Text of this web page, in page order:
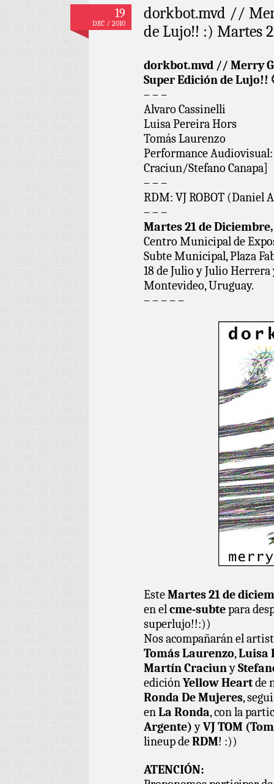
19
DEC / 2010
dorkbot.mvd //
de Lujo!! :) Martes
dorkbot.mvd // Merry
Super Edición de Lujo!!
– – –
Alvaro Cassinelli
Luisa Pereira Hors
Tomás Laurenzo
Performance
Craciun/Stefano Canapa]
– – –
RDM: VJ ROBOT (Daniel
– – –
Martes 21 de
Centro Municipal de
Subte Municipal, Plaza
18 de Julio y Julio Herrera
Montevideo, Uruguay.
– – – – –
EsteMartes 21 de
en elcme-subtepara
superlujo!!:))
Nos acompañarán el
Tomás Laurenzo,Luisa
Martín Craciuny
ediciónYellow Heartde
Ronda De Mujeres,
enLa Ronda, con la
Argente)yVJ TOM
lineup deRDM! :))
ATENCIÓN: